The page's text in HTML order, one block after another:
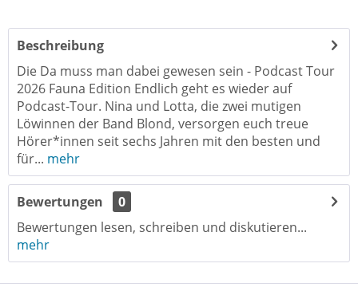
Beschreibung
Die Da muss man dabei gewesen sein - Podcast Tour
2026 Fauna Edition Endlich geht es wieder auf
Podcast-Tour. Nina und Lotta, die zwei mutigen
Löwinnen der Band Blond, versorgen euch treue
Hörer*innen seit sechs Jahren mit den besten und
für... mehr
Bewertungen
0
Bewertungen lesen, schreiben und diskutieren...
mehr